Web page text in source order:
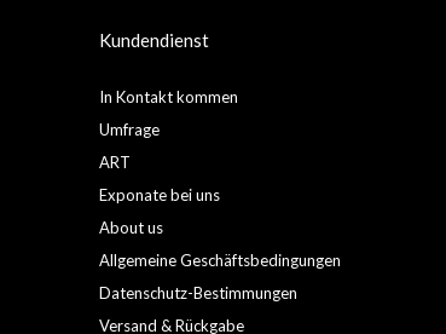
Kundendienst
In Kontakt kommen
Umfrage
ART
Exponate bei uns
About us
Allgemeine Geschäftsbedingungen
Datenschutz-Bestimmungen
Versand & Rückgabe